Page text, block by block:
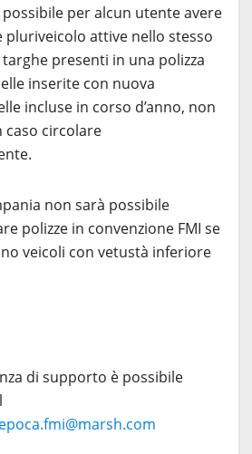
per alcun utente avere
pluriveicolo attive nello stesso
presenti in una polizza
inserite con nuova
incluse in corso d’anno, non
caso circolare
non sarà possibile
polizze in convenzione FMI se
veicoli con vetustà inferiore
di supporto è possibile